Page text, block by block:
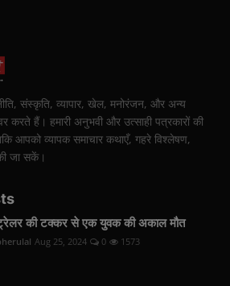
संस्कृति, व्यापार, खेल, मनोरंजन, और अन्य
करते हैं। हमारी अनुभवी और उत्साही पत्रकारों की
आपको व्यापक समाचार कथाएँ, गहरे विश्लेषण,
जा सकें।
की टक्कर से एक युवक की अकाल मौत
Aug 25, 2024 0 1573